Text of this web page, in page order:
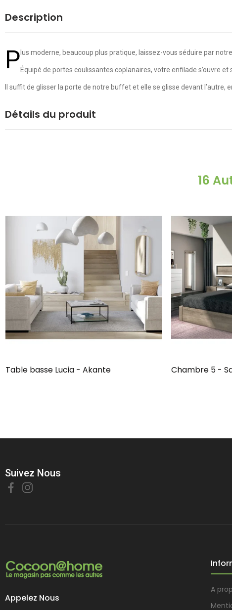
Description
P lus moderne, beaucoup plus pratique, laissez-vous séduire par
Équipé de portes coulissantes coplanaires, votre enfilade s’ouvre
Il suffit de glisser la porte de notre buffet et elle se glisse devant
Détails du produit
16
Table basse Lucia - Akante Chambre 5 -
Suivez Nous
Appelez Nous
A